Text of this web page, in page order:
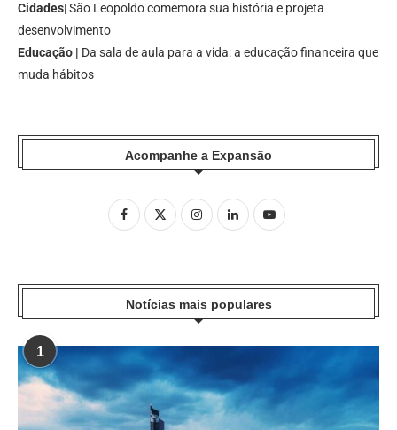
Cidades| São Leopoldo comemora sua história e projeta
desenvolvimento
Educação | Da sala de aula para a vida: a educação financeira que
muda hábitos
Acompanhe a Expansão
Notícias mais populares
1